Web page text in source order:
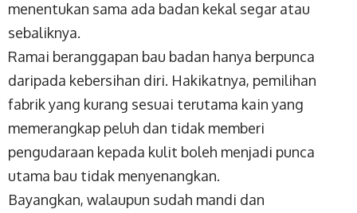
menentukan sama ada badan kekal segar atau
sebaliknya.
Ramai beranggapan bau badan hanya berpunca
daripada kebersihan diri. Hakikatnya, pemilihan
fabrik yang kurang sesuai terutama kain yang
memerangkap peluh dan tidak memberi
pengudaraan kepada kulit boleh menjadi punca
utama bau tidak menyenangkan.
Bayangkan, walaupun sudah mandi dan